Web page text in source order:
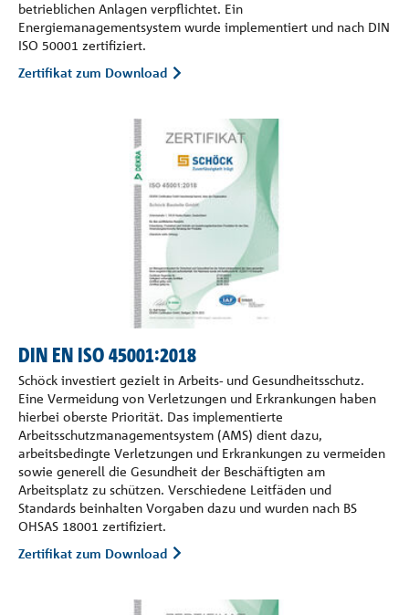
betrieblichen Anlagen verpflichtet. Ein
Energiemanagementsystem wurde implementiert und nach DIN
ISO 50001 zertifiziert.
Zertifikat zum Download
DIN EN ISO 45001:2018
Schöck investiert gezielt in Arbeits- und Gesundheitsschutz.
Eine Vermeidung von Verletzungen und Erkrankungen haben
hierbei oberste Priorität. Das implementierte
Arbeitsschutzmanagementsystem (AMS) dient dazu,
arbeitsbedingte Verletzungen und Erkrankungen zu vermeiden
sowie generell die Gesundheit der Beschäftigten am
Arbeitsplatz zu schützen. Verschiedene Leitfäden und
Standards beinhalten Vorgaben dazu und wurden nach BS
OHSAS 18001 zertifiziert.
Zertifikat zum Download